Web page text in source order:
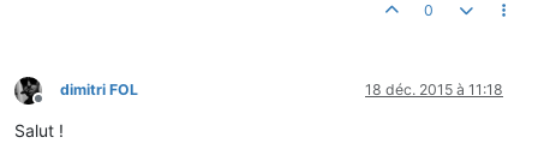
0
Hors-ligne
dimitri FOL 18 déc. 2015 à 11:18
Salut !